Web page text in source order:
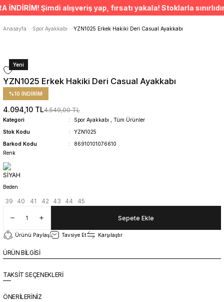
ÜCRETSİZ TESLİMAT İMKANI
SÜRDÜRÜLEBİLİR ÜRÜNLER
Anasayfa
Spor Ayakkabı YZN1025 Erkek Hakiki Deri Casual Ayakkabı
Yeni
YZN1025 Erkek Hakiki Deri Casual Ayakkabı
%10 İNDİRİM
4.094,10 TL4.549,00 TL
Kategori Spor Ayakkabı
Tüm Ürünler
Stok Kodu
YZN1025
Barkod Kodu
86910101076610
Renk
Beden
39 40 41 42 43 44 45
Sepete Ekle
Ürünü Paylaş Tavsiye Et Karşılaştır
ÜRÜN BİLGİSİ
TAKSİT SEÇENEKLERİ
ÖNERİLERİNİZ
Şimdi alışveriş yap, fırsatı yakala! Stoklarla